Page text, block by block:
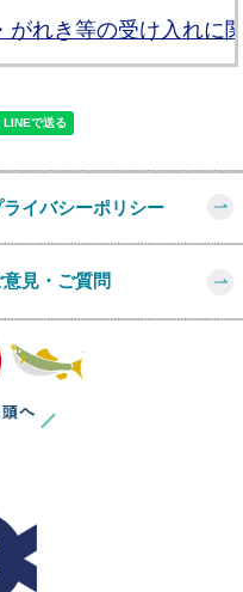
がれき等の受け入れに
ライバシーポリシー
意見・ご質問